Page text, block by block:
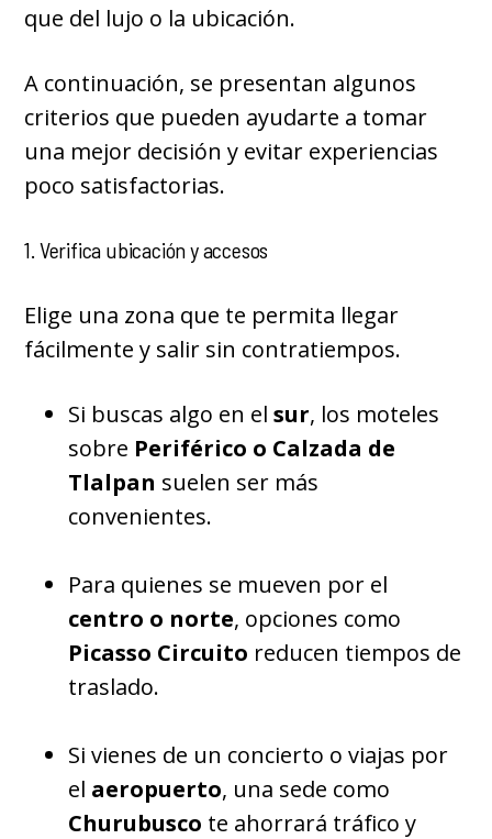
que del lujo o la ubicación.
A continuación, se presentan algunos
criterios que pueden ayudarte a tomar
una mejor decisión y evitar experiencias
poco satisfactorias.
1. Verifica ubicación y accesos
Elige una zona que te permita llegar
fácilmente y salir sin contratiempos.
Si buscas algo en elsur, los moteles
sobre Periférico o Calzada de
Tlalpan suelen ser más
convenientes.
Para quienes se mueven por el
centro o norte, opciones como
Picasso Circuito reducen tiempos de
traslado.
Si vienes de un concierto o viajas por
el aeropuerto, una sede como
Churubusco te ahorrará tráfico y